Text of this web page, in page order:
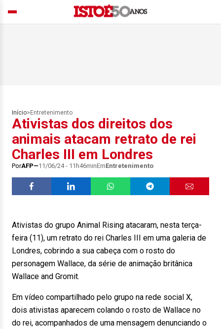
Início> Entretenimento
Ativistas dos direitos dos
animais atacam retrato de rei
Charles III em Londres
PorAFP 11/06/24 - 11h46minEmEntretenimento
Ativistas do grupo Animal Rising atacaram, nesta terça-
feira (11), um retrato do rei Charles III em uma galeria de
Londres, cobrindo a sua cabeça com o rosto do
personagem Wallace, da série de animação britânica
Wallace and Gromit.
Em vídeo compartilhado pelo grupo na rede social X,
dois ativistas aparecem colando o rosto de Wallace no
do rei, acompanhados de uma mensagem denunciando o